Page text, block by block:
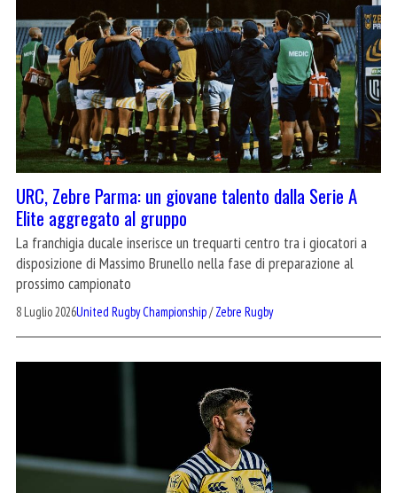
URC, Zebre Parma: un giovane talento dalla Serie A
Elite aggregato al gruppo
La franchigia ducale inserisce un trequarti centro tra i giocatori a
disposizione di Massimo Brunello nella fase di preparazione al
prossimo campionato
8 Luglio 2026United Rugby Championship/Zebre Rugby